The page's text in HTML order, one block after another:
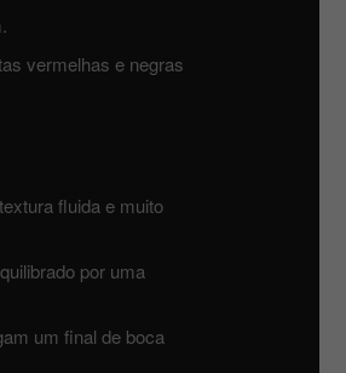
vermelhas e negras
fluida e muito
por uma
um final de boca